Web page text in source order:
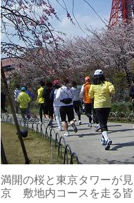
満開の桜と東京タワーが
京 敷地内コースを走る